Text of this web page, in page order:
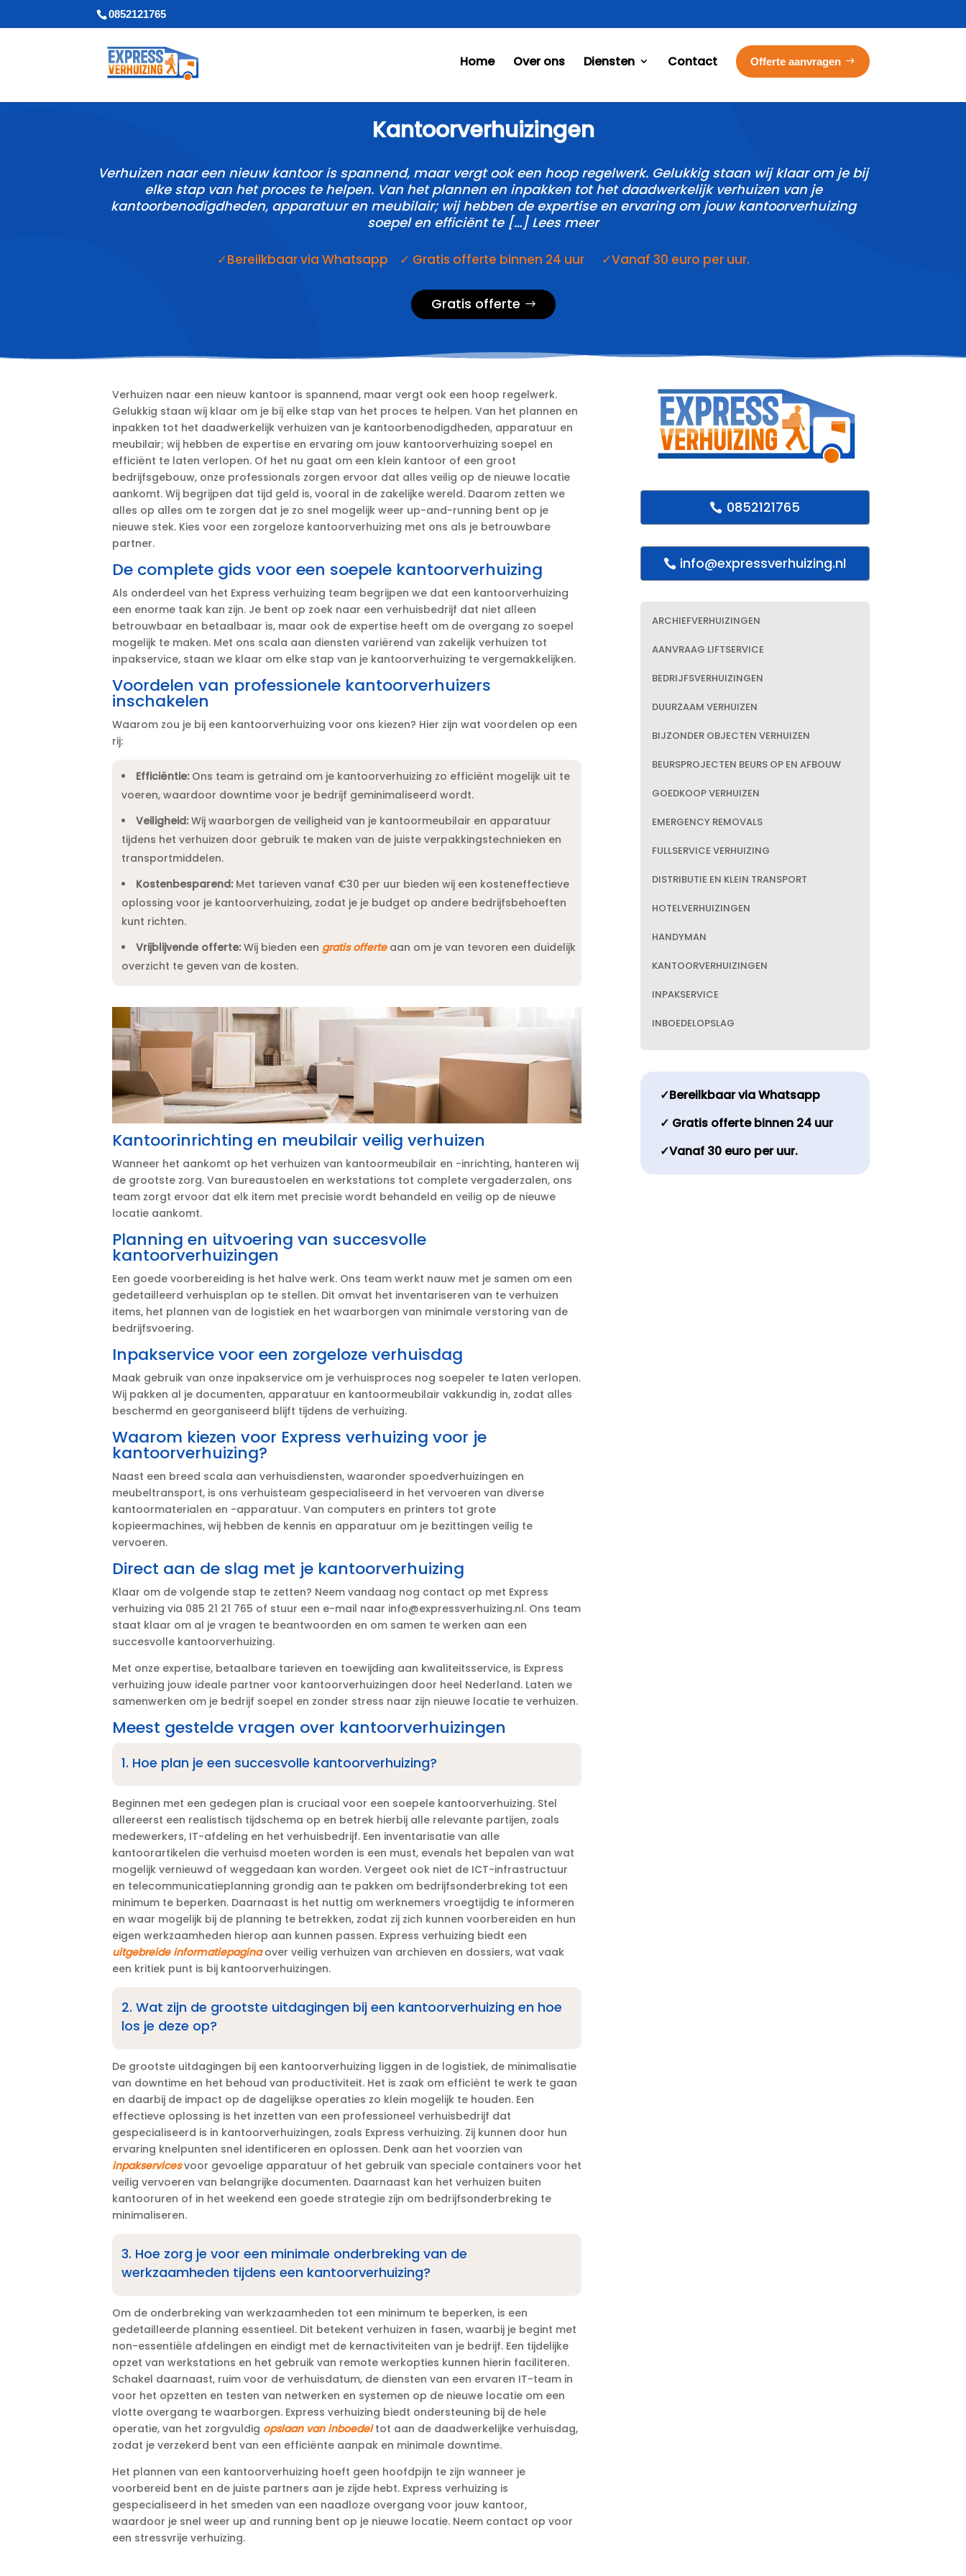
0852121765
Home Over ons Diensten Contact Offerte aanvragen
Kantoorverhuizingen
Verhuizen naar een nieuw kantoor is spannend, maar vergt ook een hoop regelwerk.​ Gelukkig staan wij klaar om je bij
elke stap van het proces te helpen.​ Van het plannen en inpakken tot het daadwerkelijk verhuizen van je
kantoorbenodigdheden, apparatuur en meubilair; wij hebben de expertise en ervaring om jouw kantoorverhuizing
soepel en efficiënt te […] Lees meer
✓Bereilkbaar via Whatsapp ✓ Gratis offerte binnen 24 uur ✓Vanaf 30 euro per uur.
Gratis offerte
Verhuizen naar een nieuw kantoor is spannend, maar vergt ook een hoop regelwerk.​
Gelukkig staan wij klaar om je bij elke stap van het proces te helpen.​ Van het plannen en
inpakken tot het daadwerkelijk verhuizen van je kantoorbenodigdheden, apparatuur en
meubilair; wij hebben de expertise en ervaring om jouw kantoorverhuizing soepel en
efficiënt te laten verlopen.​ Of het nu gaat om een klein kantoor of een groot
bedrijfsgebouw, onze professionals zorgen ervoor dat alles veilig op de nieuwe locatie
aankomt.​ Wij begrijpen dat tijd geld is, vooral in de zakelijke wereld.​ Daarom zetten we
alles op alles om te zorgen dat je zo snel mogelijk weer up-and-running bent op je
nieuwe stek.​ Kies voor een zorgeloze kantoorverhuizing met ons als je betrouwbare
partner.​
De complete gids voor een soepele kantoorverhuizing
Als onderdeel van het Express verhuizing team begrijpen we dat een kantoorverhuizing
een enorme taak kan zijn.​ Je bent op zoek naar een verhuisbedrijf dat niet alleen
betrouwbaar en betaalbaar is, maar ook de expertise heeft om de overgang zo soepel
mogelijk te maken.​ Met ons scala aan diensten variërend van zakelijk verhuizen tot
inpakservice, staan we klaar om elke stap van je kantoorverhuizing te vergemakkelijken.​
Voordelen van professionele kantoorverhuizers
inschakelen
Waarom zou je bij een kantoorverhuizing voor ons kiezen? Hier zijn wat voordelen op een
rij:
Efficiëntie: Ons team is getraind om je kantoorverhuizing zo efficiënt mogelijk uit te
voeren, waardoor downtime voor je bedrijf geminimaliseerd wordt.​
Veiligheid: Wij waarborgen de veiligheid van je kantoormeubilair en apparatuur
tijdens het verhuizen door gebruik te maken van de juiste verpakkingstechnieken en
transportmiddelen.​
Kostenbesparend: Met tarieven vanaf €30 per uur bieden wij een kosteneffectieve
oplossing voor je kantoorverhuizing, zodat je je budget op andere bedrijfsbehoeften
kunt richten.​
Vrijblijvende offerte: Wij bieden een gratis offerteaan om je van tevoren een duidelijk
overzicht te geven van de kosten.​
Kantoorinrichting en meubilair veilig verhuizen
Wanneer het aankomt op het verhuizen van kantoormeubilair en -inrichting, hanteren wij
de grootste zorg.​ Van bureaustoelen en werkstations tot complete vergaderzalen, ons
team zorgt ervoor dat elk item met precisie wordt behandeld en veilig op de nieuwe
locatie aankomt.​
Planning en uitvoering van succesvolle
kantoorverhuizingen
Een goede voorbereiding is het halve werk.​ Ons team werkt nauw met je samen om een
gedetailleerd verhuisplan op te stellen.​ Dit omvat het inventariseren van te verhuizen
items, het plannen van de logistiek en het waarborgen van minimale verstoring van de
bedrijfsvoering.​
Inpakservice voor een zorgeloze verhuisdag
Maak gebruik van onze inpakservice om je verhuisproces nog soepeler te laten verlopen.​
Wij pakken al je documenten, apparatuur en kantoormeubilair vakkundig in, zodat alles
beschermd en georganiseerd blijft tijdens de verhuizing.​
Waarom kiezen voor Express verhuizing voor je
kantoorverhuizing?
Naast een breed scala aan verhuisdiensten, waaronder spoedverhuizingen en
meubeltransport, is ons verhuisteam gespecialiseerd in het vervoeren van diverse
kantoormaterialen en -apparatuur.​ Van computers en printers tot grote
kopieermachines, wij hebben de kennis en apparatuur om je bezittingen veilig te
vervoeren.​
Direct aan de slag met je kantoorverhuizing
Klaar om de volgende stap te zetten? Neem vandaag nog contact op met Express
verhuizing via 085 21 21 765 of stuur een e-mail naar info@expressverhuizing.​nl.​ Ons team
staat klaar om al je vragen te beantwoorden en om samen te werken aan een
succesvolle kantoorverhuizing.​
Met onze expertise, betaalbare tarieven en toewijding aan kwaliteitsservice, is Express
verhuizing jouw ideale partner voor kantoorverhuizingen door heel Nederland.​ Laten we
samenwerken om je bedrijf soepel en zonder stress naar zijn nieuwe locatie te verhuizen.​
Meest gestelde vragen over kantoorverhuizingen
1.​ Hoe plan je een succesvolle kantoorverhuizing?
Beginnen met een gedegen plan is cruciaal voor een soepele kantoorverhuizing.​ Stel
allereerst een realistisch tijdschema op en betrek hierbij alle relevante partijen, zoals
medewerkers, IT-afdeling en het verhuisbedrijf.​ Een inventarisatie van alle
kantoorartikelen die verhuisd moeten worden is een must, evenals het bepalen van wat
mogelijk vernieuwd of weggedaan kan worden.​ Vergeet ook niet de ICT-infrastructuur
en telecommunicatieplanning grondig aan te pakken om bedrijfsonderbreking tot een
minimum te beperken.​ Daarnaast is het nuttig om werknemers vroegtijdig te informeren
en waar mogelijk bij de planning te betrekken, zodat zij zich kunnen voorbereiden en hun
eigen werkzaamheden hierop aan kunnen passen.​ Express verhuizing biedt een
uitgebreide informatiepaginaover veilig verhuizen van archieven en dossiers, wat vaak
een kritiek punt is bij kantoorverhuizingen.​
2.​ Wat zijn de grootste uitdagingen bij een kantoorverhuizing en hoe
los je deze op?
De grootste uitdagingen bij een kantoorverhuizing liggen in de logistiek, de minimalisatie
van downtime en het behoud van productiviteit.​ Het is zaak om efficiënt te werk te gaan
en daarbij de impact op de dagelijkse operaties zo klein mogelijk te houden.​ Een
effectieve oplossing is het inzetten van een professioneel verhuisbedrijf dat
gespecialiseerd is in kantoorverhuizingen, zoals Express verhuizing.​ Zij kunnen door hun
ervaring knelpunten snel identificeren en oplossen.​ Denk aan het voorzien van
inpakservicesvoor gevoelige apparatuur of het gebruik van speciale containers voor het
veilig vervoeren van belangrijke documenten.​ Daarnaast kan het verhuizen buiten
kantooruren of in het weekend een goede strategie zijn om bedrijfsonderbreking te
minimaliseren.​
3.​ Hoe zorg je voor een minimale onderbreking van de
werkzaamheden tijdens een kantoorverhuizing?
Om de onderbreking van werkzaamheden tot een minimum te beperken, is een
gedetailleerde planning essentieel.​ Dit betekent verhuizen in fasen, waarbij je begint met
non-essentiële afdelingen en eindigt met de kernactiviteiten van je bedrijf.​ Een tijdelijke
opzet van werkstations en het gebruik van remote werkopties kunnen hierin faciliteren.​
Schakel daarnaast, ruim voor de verhuisdatum, de diensten van een ervaren IT-team in
voor het opzetten en testen van netwerken en systemen op de nieuwe locatie om een
vlotte overgang te waarborgen.​ Express verhuizing biedt ondersteuning bij de hele
operatie, van het zorgvuldig opslaan van inboedeltot aan de daadwerkelijke verhuisdag,
zodat je verzekerd bent van een efficiënte aanpak en minimale downtime.​
Het plannen van een kantoorverhuizing hoeft geen hoofdpijn te zijn wanneer je
voorbereid bent en de juiste partners aan je zijde hebt.​ Express verhuizing is
gespecialiseerd in het smeden van een naadloze overgang voor jouw kantoor,
waardoor je snel weer up and running bent op je nieuwe locatie.​ Neem contact op voor
een stressvrije verhuizing.​
0852121765
info@expressverhuizing.nl
ARCHIEFVERHUIZINGEN
AANVRAAG LIFTSERVICE
BEDRIJFSVERHUIZINGEN
DUURZAAM VERHUIZEN
BIJZONDER OBJECTEN VERHUIZEN
BEURSPROJECTEN BEURS OP EN AFBOUW
GOEDKOOP VERHUIZEN
EMERGENCY REMOVALS
FULLSERVICE VERHUIZING
DISTRIBUTIE EN KLEIN TRANSPORT
HOTELVERHUIZINGEN
HANDYMAN
KANTOORVERHUIZINGEN
INPAKSERVICE
INBOEDELOPSLAG
✓Bereilkbaar via Whatsapp
✓ Gratis offerte binnen 24 uur
✓Vanaf 30 euro per uur.